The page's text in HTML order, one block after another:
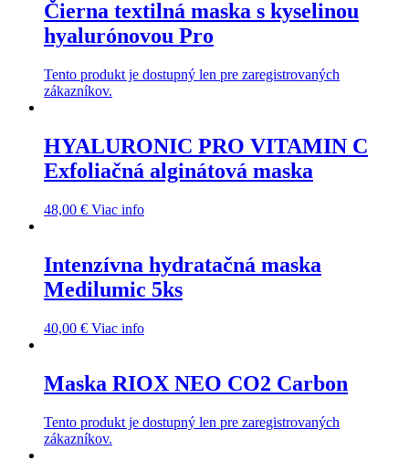
Čierna textilná maska s kyselinou
hyalurónovou Pro
Tento produkt je dostupný len pre zaregistrovaných
zákazníkov.
HYALURONIC PRO VITAMIN C
Exfoliačná alginátová maska
48,00 € Viac info
Intenzívna hydratačná maska
Medilumic 5ks
40,00 € Viac info
Maska RIOX NEO CO2 Carbon
Tento produkt je dostupný len pre zaregistrovaných
zákazníkov.